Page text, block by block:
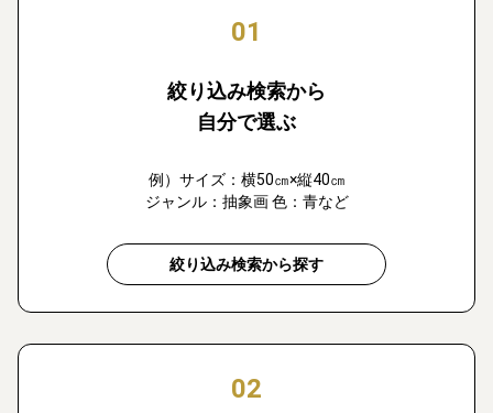
01
絞り込み検索から
自分で選ぶ
例）サイズ：横50㎝×縦40㎝
ジャンル：抽象画 色：青など
絞り込み検索から探す
02